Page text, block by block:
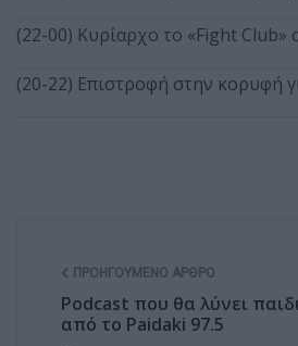
(22-00) Κυρίαρχο το «Fight Club»
(20-22) Επιστροφή στην κορυφή
ΠΡΟΗΓΟΎΜΕΝΟ ΆΡΘΡΟ
Podcast που θα λύνει
από το Paidaki 97.5